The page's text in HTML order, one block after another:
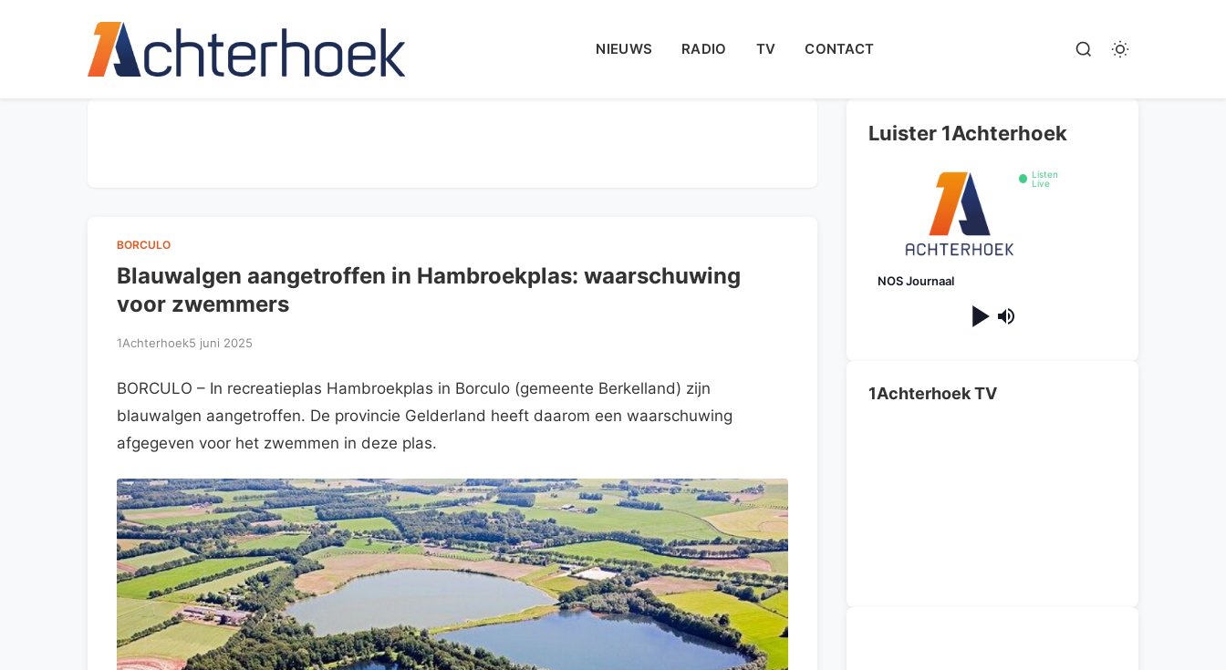
NIEUWS RADIO TV CONTACT
BORCULO
Blauwalgen aangetroffen in Hambroekplas: waarschuwing
voor zwemmers
1Achterhoek5 juni 2025
BORCULO – In recreatieplas Hambroekplas in Borculo (gemeente Berkelland) zijn
blauwalgen aangetroffen. De provincie Gelderland heeft daarom een waarschuwing
afgegeven voor het zwemmen in deze plas.
Luister 1Achterhoek
Listen
Live
NOS Journaal
1Achterhoek TV